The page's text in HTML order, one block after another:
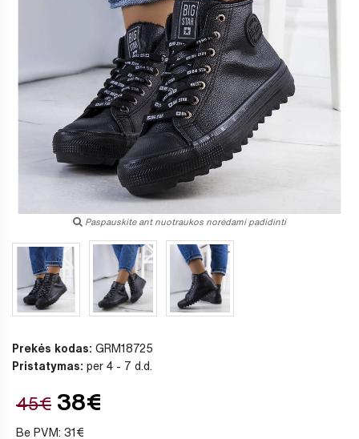
Paspauskite ant nuotraukos norėdami padidinti
Prekės kodas: GRM18725
Pristatymas: per 4 - 7 d.d.
45€ 38€
Be PVM: 31€